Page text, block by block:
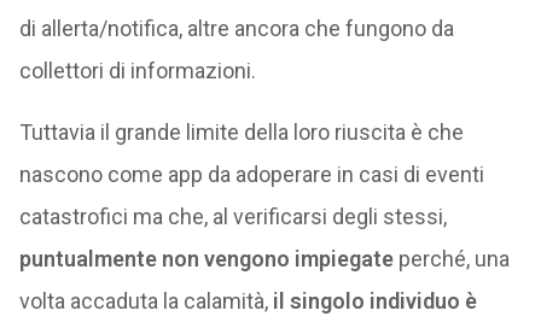
di allerta/notifica, altre ancora che fungono da
collettori di informazioni.
Tuttavia il grande limite della loro riuscita è che
nascono come app da adoperare in casi di eventi
catastrofici ma che, al verificarsi degli stessi,
puntualmente non vengono impiegateperché, una
volta accaduta la calamità, il singolo individuo è